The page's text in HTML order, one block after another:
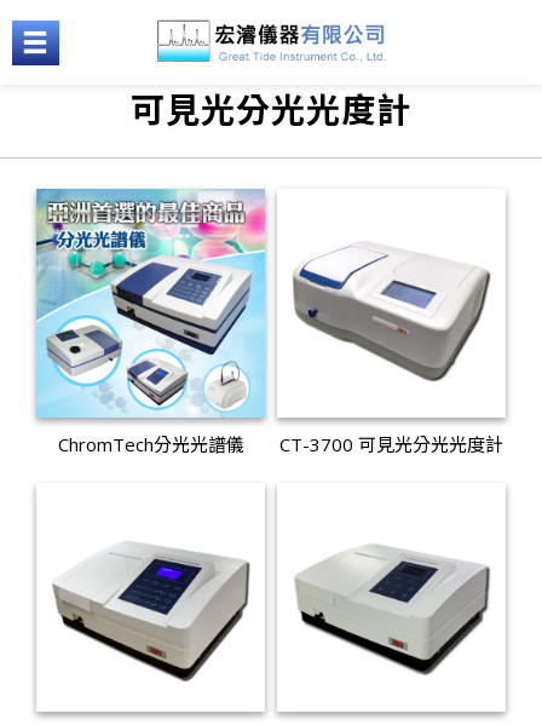
可見光分光光度計
ChromTech分光光譜儀 CT-3700 可見光分光光度計